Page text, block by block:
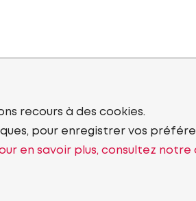
recours à des cookies.
pour enregistrer vos
en savoir plus, consultez